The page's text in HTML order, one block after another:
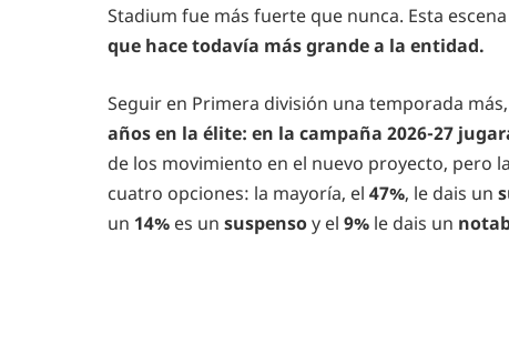
Stadium fue más fuerte que nunca. Esta
que hace todavía más grande a la entidad.
Seguir en Primera división una temporada
años en la élite: en la campaña 2026-27
de los movimiento en el nuevo proyecto, pero
cuatro opciones: la mayoría, el 47%, le dais un
un 14% es un suspensoy el 9% le dais un